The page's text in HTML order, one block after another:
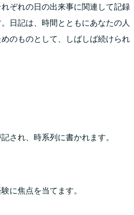
ぞれの日の出来事に関連して記録
日記は、時間とともにあなたの人
のものとして、しばしば続けられ
され、時系列に書かれます。
に焦点を当てます。